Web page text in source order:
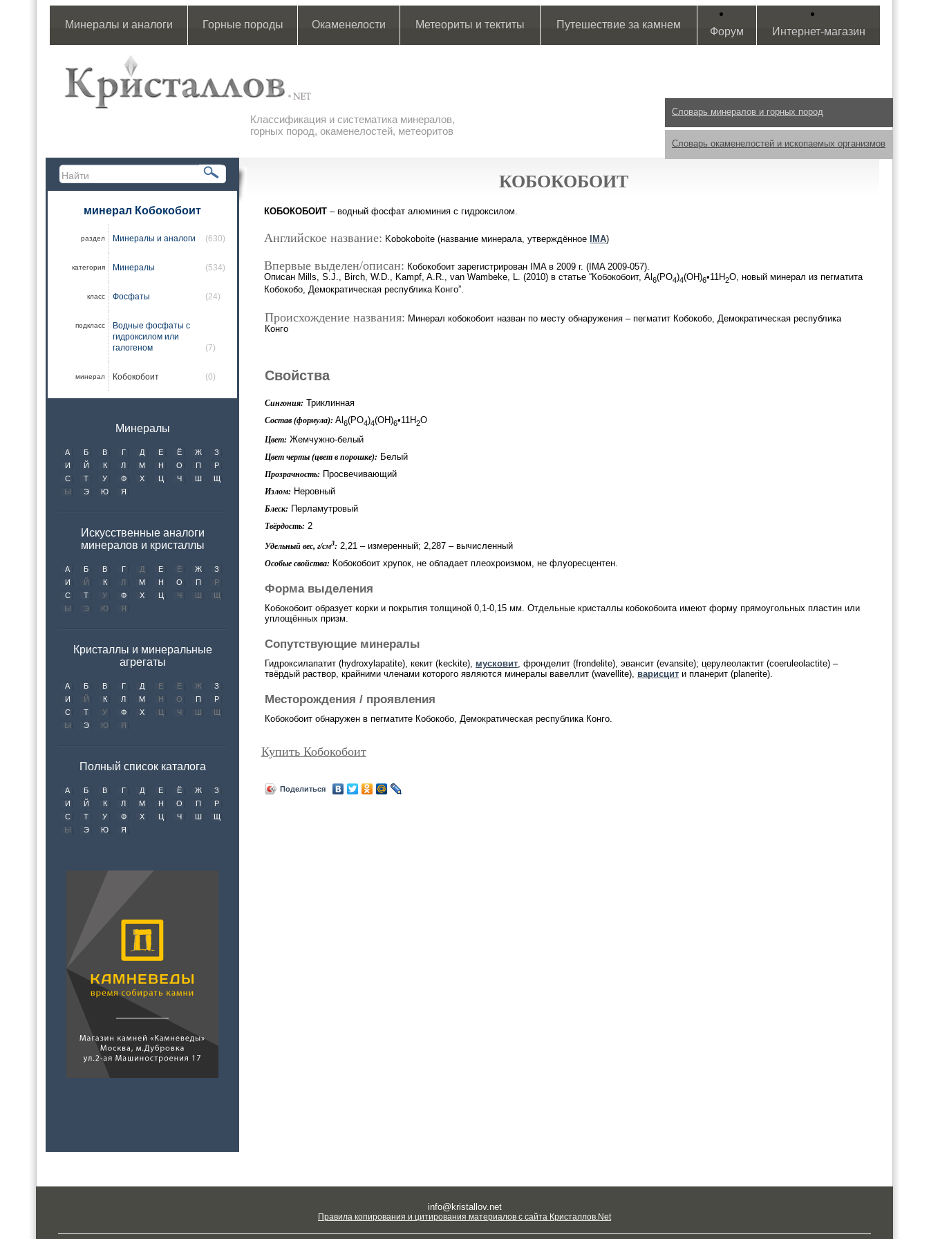
Минералы и аналоги Горные породы Окаменелости Метеориты и тектиты Путешествие за камнем
Форум Интернет-магазин
Классификация и систематика минералов,
горных пород, окаменелостей, метеоритов
Словарь минералов и горных пород
Словарь окаменелостей и ископаемых организмов
минерал Кобокобоит
раздел Минералы и аналоги (630)
категория Минералы (534)
класс Фосфаты (24)
подкласс
Водные фосфаты с
гидроксилом или
галогеном
(7)
минерал Кобокобоит (0)
Минералы
А Б В Г Д Е Ё Ж
З
И
Й К Л М Н О П
Р
С
Т У Ф Х Ц Ч Ш
Щ
Ы
Э Ю Я
Искусственные аналоги
минералов и кристаллы
А Б В Г Д Е Ё Ж
З
И
Й К Л М Н О П
Р
С
Т У Ф Х Ц Ч Ш
Щ
Ы
Э Ю Я
Кристаллы и минеральные
агрегаты
А Б В Г Д Е Ё Ж
З
И
Й К Л М Н О П
Р
С
Т У Ф Х Ц Ч Ш
Щ
Ы
Э Ю Я
Полный список каталога
А Б В Г Д Е Ё Ж
З
И
Й К Л М Н О П
Р
С
Т У Ф Х Ц Ч Ш
Щ
Ы
Э Ю Я
КОБОКОБОИТ
КОБОКОБОИТ – водный фосфат алюминия c гидроксилом.
Английское название: Kobokoboite (название минерала, утверждённое IMA)
Впервые выделен/описан: Кобокобоит зарегистрирован IMA в 2009 г. (IMA 2009-057).
Описан Mills, S.J., Birch, W.D., Kampf, A.R., van Wambeke, L. (2010) в статье “Кобокобоит, Al 6(PO4)4(OH)6•11H2O, новый минерал из пегматита
Кобокобо, Демократическая республика Конго”.
Происхождение названия: Минерал кобокобоит назван по месту обнаружения – пегматит Кобокобо, Демократическая республика
Конго
Свойства
Сингония: Триклинная
Состав (формула): Al 6(PO4)4(OH)6•11H2O
Цвет: Жемчужно-белый
Цвет черты (цвет в порошке): Белый
Прозрачность: Просвечивающий
Излом: Неровный
Блеск: Перламутровый
Твёрдость: 2
Удельный вес, г/см3: 2,21 – измеренный; 2,287 – вычисленный
Особые свойства: Кобокобоит хрупок, не обладает плеохроизмом, не флуоресцентен.
Форма выделения
Кобокобоит образует корки и покрытия толщиной 0,1-0,15 мм. Отдельные кристаллы кобокобоита имеют форму прямоугольных пластин или
уплощённых призм.
Сопутствующие минералы
Гидроксилапатит (hydroxylapatite), кекит (keckite), мусковит , фронделит (frondelite), эвансит (evansite); церулеолактит (coeruleolactite) –
твёрдый раствор, крайними членами которого являются минералы вавеллит (wavellite), варисцит и планерит (planerite).
Месторождения / проявления
Кобокобоит обнаружен в пегматите Кобокобо, Демократическая республика Конго.
Купить Кобокобоит
Поделиться
info@kristallov.net
Правила копирования и цитирования материалов с сайта Кристаллов.Net